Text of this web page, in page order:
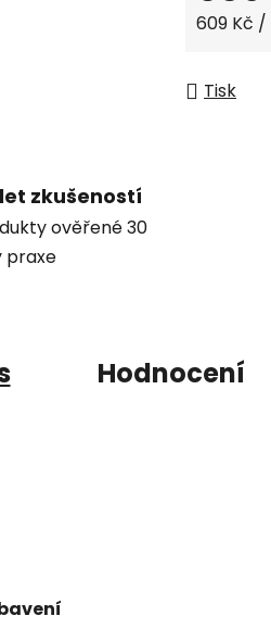
Měrná
609 Kč /
Tisk
zkušeností
ověřené 30
praxe
Hodnocení